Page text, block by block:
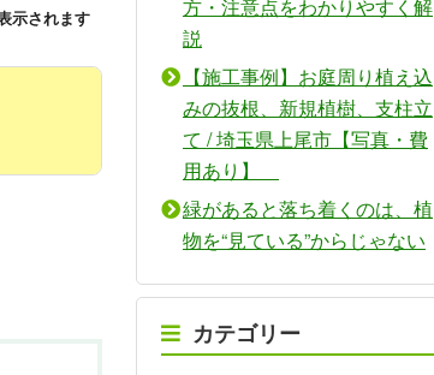
示されます
方・注意点をわかりやすく解
説
【施工事例】お庭周り植え込
みの抜根、新規植樹、支柱立
て / 埼玉県上尾市【写真・費
用あり】
緑があると落ち着くのは、植
物を“見ている”からじゃない
カテゴリー